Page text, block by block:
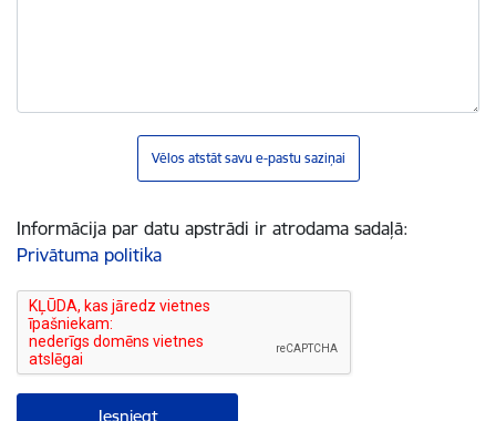
Vēlos atstāt savu e-pastu saziņai
Informācija par datu apstrādi ir atrodama sadaļā:
Privātuma politika